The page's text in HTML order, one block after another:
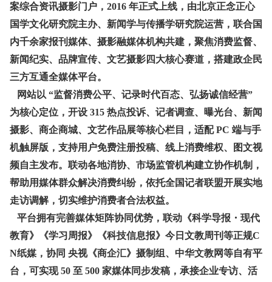
案综合资讯摄影门户，2016 年正式上线，由北京正念正心
国学文化研究院主办、新闻学与传播学研究院运营，联合国
内千余家报刊媒体、摄影融媒体机构共建，聚焦消费监督、
新闻纪实、品牌宣传、文艺摄影四大核心赛道，搭建政企民
三方互通全媒体平台。
网站以 “监督消费公平、记录时代百态、弘扬诚信经营”
为核心定位，开设 315 热点投诉、记者调查、曝光台、新闻
摄影、商企商城、文艺作品展等核心栏目，适配 PC 端与手
机触屏版，支持用户免费注册投稿、线上消费维权、图文视
频自主发布。联动各地消协、市场监管机构建立协作机制，
帮助用媒体群众解决消费纠纷，依托全国记者联盟开展实地
走访调解，切实维护消费者合法权益。
平台拥有完善媒体矩阵协同优势，联动《科学导报・现代
教育》《学习周报》《科技信息报》今日文教周刊等正规C
N纸媒，协同 央视《商企汇》摄制组、中华文教网等自有平
台，可实现 50 至 500 家媒体同步发稿，承接企业专访、活